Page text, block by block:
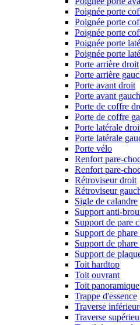
Poignée porte
Poignée porte
Poignée porte
Poignée porte
Poignée porte
Porte arrière droit
Porte arrière
Porte avant droit
Porte avant
Porte de coffre
Porte de coffre
Porte latérale
Porte latérale
Porte vélo
Renfort pare-
Renfort pare-
Rétroviseur droit
Rétroviseur
Sigle de calandre
Support anti-
Support de pare
Support de
Support de
Support de
Toit hardtop
Toit ouvrant
Toit panoramique
Trappe d'essence
Traverse
Traverse